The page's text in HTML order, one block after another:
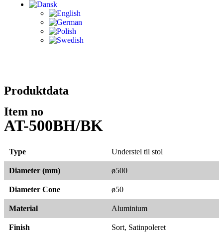
Produktdata
Item no
AT-500BH/BK
Type Understel til stol
Diameter (mm) ø500
Diameter Cone ø50
Material Aluminium
Finish Sort, Satinpoleret